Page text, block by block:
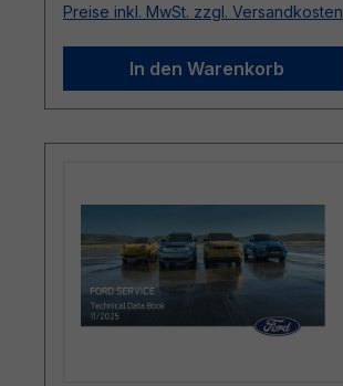
Preise inkl. MwSt. zzgl. Versandkosten
In den Warenkorb